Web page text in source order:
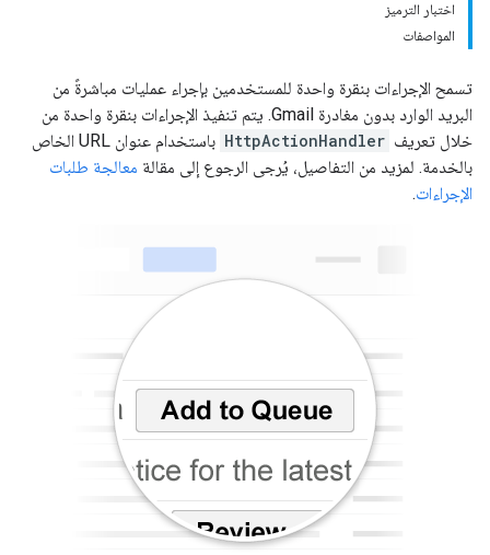
اختبار الترميز
المواصفات
تسمح الإجراءات بنقرة واحدة للمستخدمين بإجراء عمليات مباشرةً من
البريد الوارد بدون مغادرة Gmail. يتم تنفيذ الإجراءات بنقرة واحدة من
خلال تعريف HttpActionHandler
باستخدام عنوان URL الخاص
بالخدمة. لمزيد من التفاصيل، يُرجى الرجوع إلى مقالة معالجة طلبات
الإجراءات.